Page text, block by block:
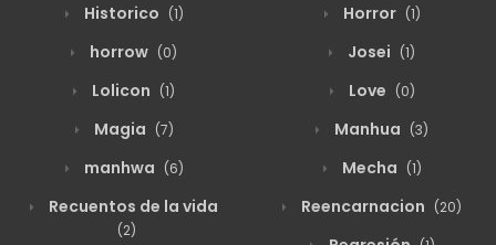
Historico (1) Horror (1)
horrow (0) Josei (1)
Lolicon (1) Love (0)
Magia (7) Manhua (3)
manhwa (6) Mecha (1)
Recuentos de la vida
(2)
Reencarnacion (20)